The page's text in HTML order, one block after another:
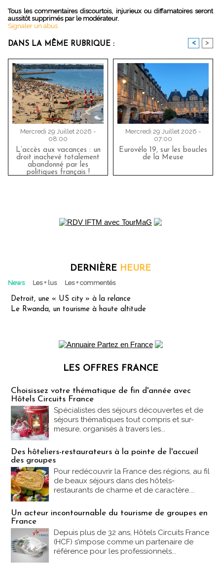
Tous les commentaires discourtois, injurieux ou diffamatoires seront
aussitôt supprimés par le modérateur.
Signaler un abus
DANS LA MÊME RUBRIQUE : < >
Mercredi 29 Juillet 2026 -
08:00
L’accès aux vacances : un
droit inachevé totalement
abandonné par les
politiques français !
Mercredi 29 Juillet 2026 -
07:00
Eurovélo 19, sur les boucles
de la Meuse
DERNIÈRE HEURE
News Les + lus Les + commentés
Detroit, une « US city » à la relance
Le Rwanda, un tourisme à haute altitude
LES OFFRES FRANCE
Choisissez votre thématique de fin d'année avec
Hôtels Circuits France
Spécialistes des séjours découvertes et de
séjours thématiques tout compris et sur-
mesure, organisés à travers les...
Des hôteliers-restaurateurs à la pointe de l'accueil
des groupes
Pour redécouvrir la France des régions, au fil
de beaux séjours dans des hôtels-
restaurants de charme et de caractère....
Un acteur incontournable du tourisme de groupes en
France
Depuis plus de 32 ans, Hôtels Circuits France
(HCF) s’impose comme un partenaire de
référence pour les professionnels...